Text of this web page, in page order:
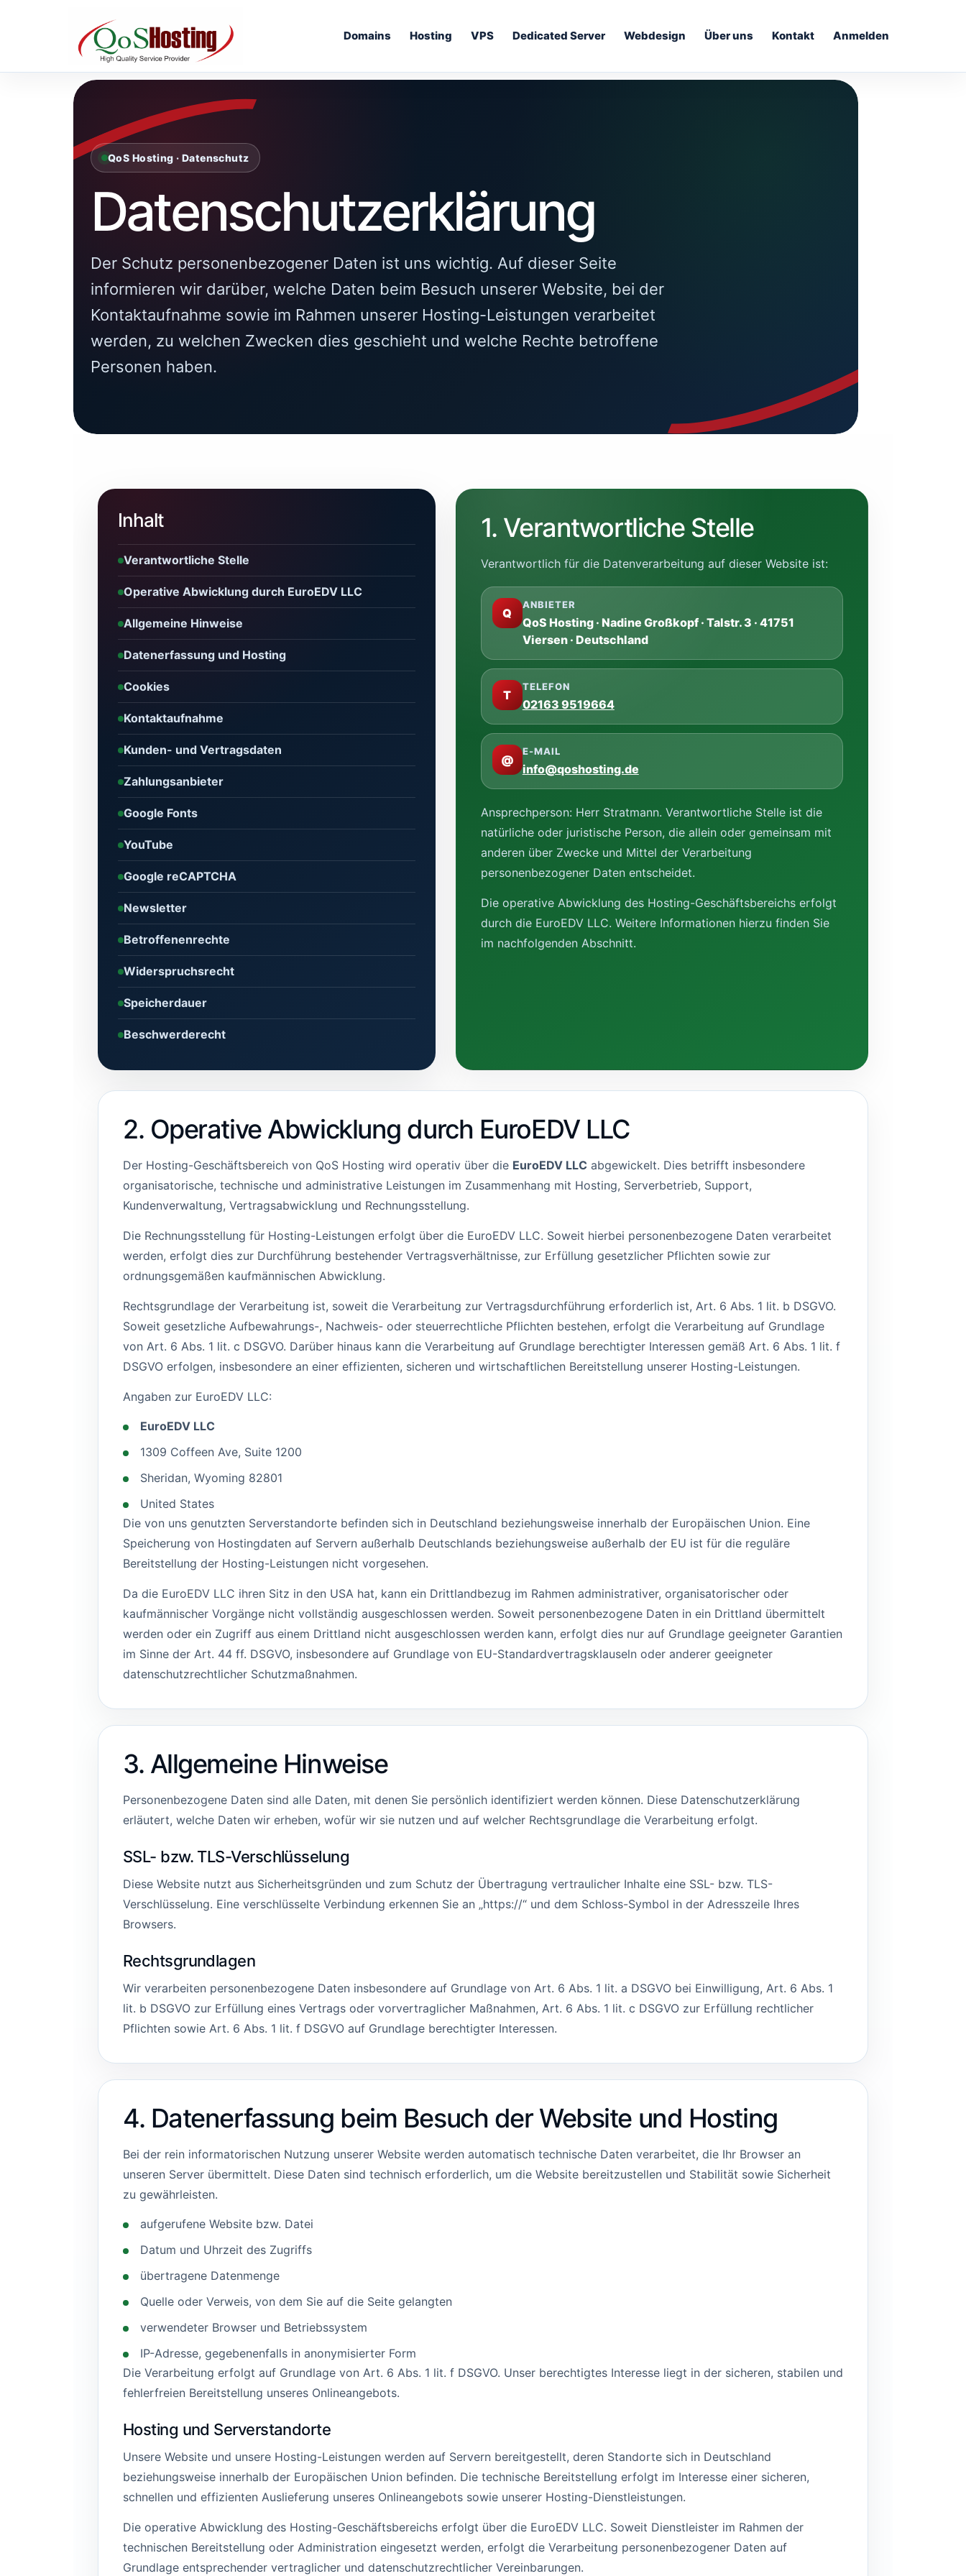
Domains Hosting VPS Dedicated Server Webdesign Über uns Kontakt Anmelden
QoS Hosting · Datenschutz
Datenschutz­erklärung
Der Schutz personenbezogener Daten ist uns wichtig. Auf dieser Seite
informieren wir darüber, welche Daten beim Besuch unserer Website, bei der
Kontaktaufnahme sowie im Rahmen unserer Hosting-Leistungen verarbeitet
werden, zu welchen Zwecken dies geschieht und welche Rechte betroffene
Personen haben.
Inhalt
Verantwortliche Stelle
Operative Abwicklung durch EuroEDV LLC
Allgemeine Hinweise
Datenerfassung und Hosting
Cookies
Kontaktaufnahme
Kunden- und Vertragsdaten
Zahlungsanbieter
Google Fonts
YouTube
Google reCAPTCHA
Newsletter
Betroffenenrechte
Widerspruchsrecht
Speicherdauer
Beschwerderecht
1. Verantwortliche Stelle
Verantwortlich für die Datenverarbeitung auf dieser Website ist:
Q
ANBIETER
QoS Hosting · Nadine Großkopf · Talstr. 3 · 41751
Viersen · Deutschland
T
TELEFON
02163 9519664
@
E-MAIL
info@qoshosting.de
Ansprechperson: Herr Stratmann. Verantwortliche Stelle ist die
natürliche oder juristische Person, die allein oder gemeinsam mit
anderen über Zwecke und Mittel der Verarbeitung
personenbezogener Daten entscheidet.
Die operative Abwicklung des Hosting-Geschäftsbereichs erfolgt
durch die EuroEDV LLC. Weitere Informationen hierzu finden Sie
im nachfolgenden Abschnitt.
2. Operative Abwicklung durch EuroEDV LLC
Der Hosting-Geschäftsbereich von QoS Hosting wird operativ über die EuroEDV LLC abgewickelt. Dies betrifft insbesondere
organisatorische, technische und administrative Leistungen im Zusammenhang mit Hosting, Serverbetrieb, Support,
Kundenverwaltung, Vertragsabwicklung und Rechnungsstellung.
Die Rechnungsstellung für Hosting-Leistungen erfolgt über die EuroEDV LLC. Soweit hierbei personenbezogene Daten verarbeitet
werden, erfolgt dies zur Durchführung bestehender Vertragsverhältnisse, zur Erfüllung gesetzlicher Pflichten sowie zur
ordnungsgemäßen kaufmännischen Abwicklung.
Rechtsgrundlage der Verarbeitung ist, soweit die Verarbeitung zur Vertragsdurchführung erforderlich ist, Art. 6 Abs. 1 lit. b DSGVO.
Soweit gesetzliche Aufbewahrungs-, Nachweis- oder steuerrechtliche Pflichten bestehen, erfolgt die Verarbeitung auf Grundlage
von Art. 6 Abs. 1 lit. c DSGVO. Darüber hinaus kann die Verarbeitung auf Grundlage berechtigter Interessen gemäß Art. 6 Abs. 1 lit. f
DSGVO erfolgen, insbesondere an einer effizienten, sicheren und wirtschaftlichen Bereitstellung unserer Hosting-Leistungen.
Angaben zur EuroEDV LLC:
EuroEDV LLC
1309 Coffeen Ave, Suite 1200
Sheridan, Wyoming 82801
United States
Die von uns genutzten Serverstandorte befinden sich in Deutschland beziehungsweise innerhalb der Europäischen Union. Eine
Speicherung von Hostingdaten auf Servern außerhalb Deutschlands beziehungsweise außerhalb der EU ist für die reguläre
Bereitstellung der Hosting-Leistungen nicht vorgesehen.
Da die EuroEDV LLC ihren Sitz in den USA hat, kann ein Drittlandbezug im Rahmen administrativer, organisatorischer oder
kaufmännischer Vorgänge nicht vollständig ausgeschlossen werden. Soweit personenbezogene Daten in ein Drittland übermittelt
werden oder ein Zugriff aus einem Drittland nicht ausgeschlossen werden kann, erfolgt dies nur auf Grundlage geeigneter Garantien
im Sinne der Art. 44 ff. DSGVO, insbesondere auf Grundlage von EU-Standardvertragsklauseln oder anderer geeigneter
datenschutzrechtlicher Schutzmaßnahmen.
3. Allgemeine Hinweise
Personenbezogene Daten sind alle Daten, mit denen Sie persönlich identifiziert werden können. Diese Datenschutzerklärung
erläutert, welche Daten wir erheben, wofür wir sie nutzen und auf welcher Rechtsgrundlage die Verarbeitung erfolgt.
SSL- bzw. TLS-Verschlüsselung
Diese Website nutzt aus Sicherheitsgründen und zum Schutz der Übertragung vertraulicher Inhalte eine SSL- bzw. TLS-
Verschlüsselung. Eine verschlüsselte Verbindung erkennen Sie an „https://“ und dem Schloss-Symbol in der Adresszeile Ihres
Browsers.
Rechtsgrundlagen
Wir verarbeiten personenbezogene Daten insbesondere auf Grundlage von Art. 6 Abs. 1 lit. a DSGVO bei Einwilligung, Art. 6 Abs. 1
lit. b DSGVO zur Erfüllung eines Vertrags oder vorvertraglicher Maßnahmen, Art. 6 Abs. 1 lit. c DSGVO zur Erfüllung rechtlicher
Pflichten sowie Art. 6 Abs. 1 lit. f DSGVO auf Grundlage berechtigter Interessen.
4. Datenerfassung beim Besuch der Website und Hosting
Bei der rein informatorischen Nutzung unserer Website werden automatisch technische Daten verarbeitet, die Ihr Browser an
unseren Server übermittelt. Diese Daten sind technisch erforderlich, um die Website bereitzustellen und Stabilität sowie Sicherheit
zu gewährleisten.
aufgerufene Website bzw. Datei
Datum und Uhrzeit des Zugriffs
übertragene Datenmenge
Quelle oder Verweis, von dem Sie auf die Seite gelangten
verwendeter Browser und Betriebssystem
IP-Adresse, gegebenenfalls in anonymisierter Form
Die Verarbeitung erfolgt auf Grundlage von Art. 6 Abs. 1 lit. f DSGVO. Unser berechtigtes Interesse liegt in der sicheren, stabilen und
fehlerfreien Bereitstellung unseres Onlineangebots.
Hosting und Serverstandorte
Unsere Website und unsere Hosting-Leistungen werden auf Servern bereitgestellt, deren Standorte sich in Deutschland
beziehungsweise innerhalb der Europäischen Union befinden. Die technische Bereitstellung erfolgt im Interesse einer sicheren,
schnellen und effizienten Auslieferung unseres Onlineangebots sowie unserer Hosting-Dienstleistungen.
Die operative Abwicklung des Hosting-Geschäftsbereichs erfolgt über die EuroEDV LLC. Soweit Dienstleister im Rahmen der
technischen Bereitstellung oder Administration eingesetzt werden, erfolgt die Verarbeitung personenbezogener Daten auf
Grundlage entsprechender vertraglicher und datenschutzrechtlicher Vereinbarungen.